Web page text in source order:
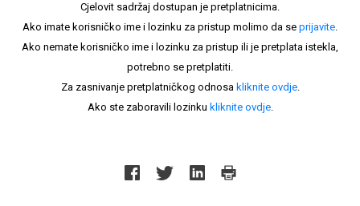
Cjelovit sadržaj dostupan je pretplatnicima.
Ako imate korisničko ime i lozinku za pristup molimo da se prijavite.
Ako nemate korisničko ime i lozinku za pristup ili je pretplata istekla,
potrebno se pretplatiti.
Za zasnivanje pretplatničkog odnosa kliknite ovdje.
Ako ste zaboravili lozinku kliknite ovdje.